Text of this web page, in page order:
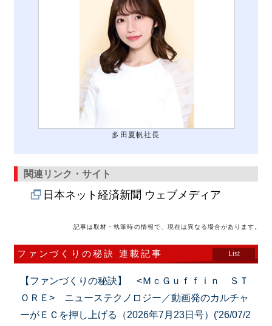
多田夏帆社長
関連リンク・サイト
日本ネット経済新聞 ウェブメディア
記事は取材・執筆時の情報で、現在は異なる場合があります。
ファンづくりの秘訣 連載記事 List
【ファンづくりの秘訣】 <ＭｃＧｕｆｆｉｎ ＳＴ
ＯＲＥ> ニューステクノロジー／動画発のカルチャ
ーがＥＣを押し上げる（2026年7月23日号）('26/07/2